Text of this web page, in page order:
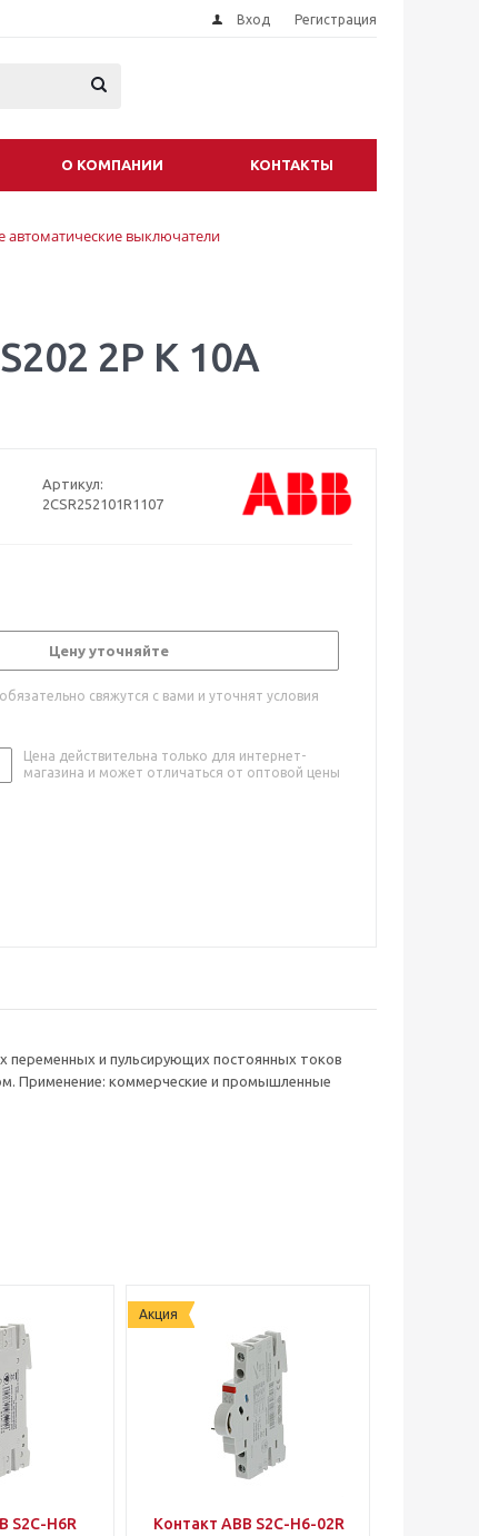
Вход Регистрация
О КОМПАНИИ КОНТАКТЫ
выключатели
2P K 10A
Артикул:
2CSR252101R1107
Цену уточняйте
свяжутся с вами и уточнят условия
Цена действительна только для интернет-
магазина и может отличаться от оптовой цены
переменных и пульсирующих постоянных токов
Применение: коммерческие и промышленные
S2C-H6R
Акция
Контакт ABB S2C-H6-02R